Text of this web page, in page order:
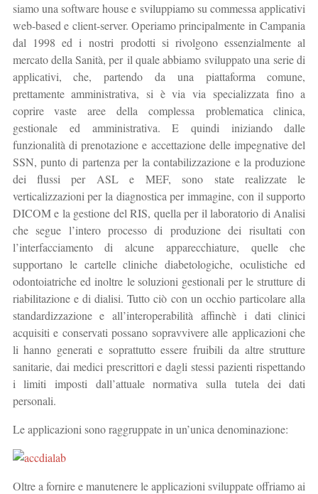
siamo una software house e sviluppiamo su commessa applicativi
web-based e client-server. Operiamo principalmente in Campania
dal 1998 ed i nostri prodotti si rivolgono essenzialmente al
mercato della Sanità, per il quale abbiamo sviluppato una serie di
applicativi, che, partendo da una piattaforma comune,
prettamente amministrativa, si è via via specializzata fino a
coprire vaste aree della complessa problematica clinica,
gestionale ed amministrativa. E quindi iniziando dalle
funzionalità di prenotazione e accettazione delle impegnative del
SSN, punto di partenza per la contabilizzazione e la produzione
dei flussi per ASL e MEF, sono state realizzate le
verticalizzazioni per la diagnostica per immagine, con il supporto
DICOM e la gestione del RIS, quella per il laboratorio di Analisi
che segue l’intero processo di produzione dei risultati con
l’interfacciamento di alcune apparecchiature, quelle che
supportano le cartelle cliniche diabetologiche, oculistiche ed
odontoiatriche ed inoltre le soluzioni gestionali per le strutture di
riabilitazione e di dialisi. Tutto ciò con un occhio particolare alla
standardizzazione e all’interoperabilità affinchè i dati clinici
acquisiti e conservati possano sopravvivere alle applicazioni che
li hanno generati e soprattutto essere fruibili da altre strutture
sanitarie, dai medici prescrittori e dagli stessi pazienti rispettando
i limiti imposti dall’attuale normativa sulla tutela dei dati
personali.
Le applicazioni sono raggruppate in un’unica denominazione:
Oltre a fornire e manutenere le applicazioni sviluppate offriamo ai